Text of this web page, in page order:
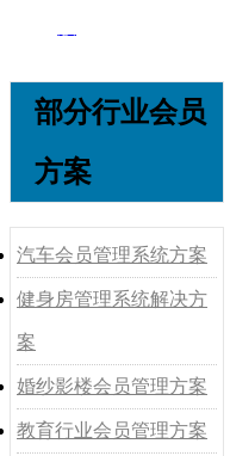
部分行业会员
方案
汽车会员管理系统方案
健身房管理系统解决方
案
婚纱影楼会员管理方案
教育行业会员管理方案